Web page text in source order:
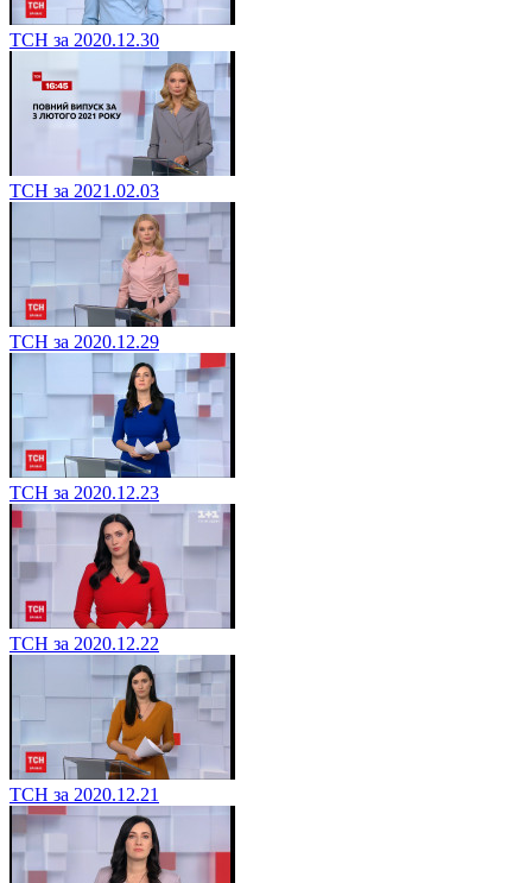
ТСН за 2020.12.30
ТСН за 2021.02.03
ТСН за 2020.12.29
ТСН за 2020.12.23
ТСН за 2020.12.22
ТСН за 2020.12.21